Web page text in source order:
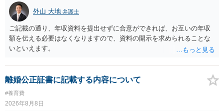
外山 大地 弁護士
ご記載の通り、年収資料を提出せずに合意ができれば、お互いの年収
額を伝える必要はなくなりますので、資料の開示を求められることな
いといえます。
離婚公正証書に記載する内容について
#養育費
2026年8月8日